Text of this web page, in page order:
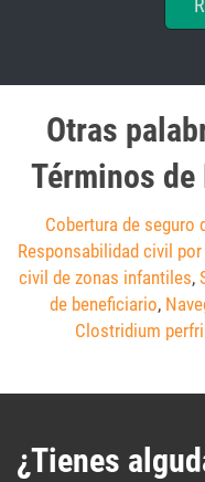
Otras
Términos de
Cobertura de seguro
Responsabilidad civil
civil de zonas infantiles,
de beneficiario,
Clostridium
¿Tienes